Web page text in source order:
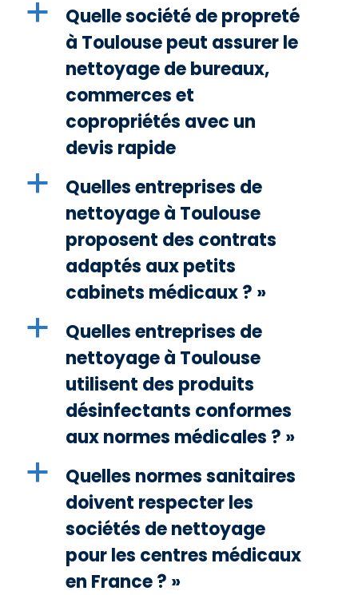
a
Quelle société de propreté
à Toulouse peut assurer le
nettoyage de bureaux,
commerces et
copropriétés avec un
devis rapide
a
Quelles entreprises de
nettoyage à Toulouse
proposent des contrats
adaptés aux petits
cabinets médicaux ? »
a
Quelles entreprises de
nettoyage à Toulouse
utilisent des produits
désinfectants conformes
aux normes médicales ? »
a
Quelles normes sanitaires
doivent respecter les
sociétés de nettoyage
pour les centres médicaux
en France ? »